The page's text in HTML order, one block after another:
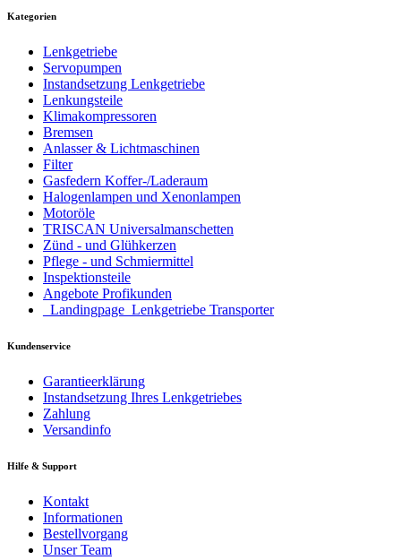
Kategorien
Lenkgetriebe
Servopumpen
Instandsetzung Lenkgetriebe
Lenkungsteile
Klimakompressoren
Bremsen
Anlasser & Lichtmaschinen
Filter
Gasfedern Koffer-/Laderaum
Halogenlampen und Xenonlampen
Motoröle
TRISCAN Universalmanschetten
Zünd - und Glühkerzen
Pflege - und Schmiermittel
Inspektionsteile
Angebote Profikunden
_Landingpage_Lenkgetriebe Transporter
Kundenservice
Garantieerklärung
Instandsetzung Ihres Lenkgetriebes
Zahlung
Versandinfo
Hilfe & Support
Kontakt
Informationen
Bestellvorgang
Unser Team